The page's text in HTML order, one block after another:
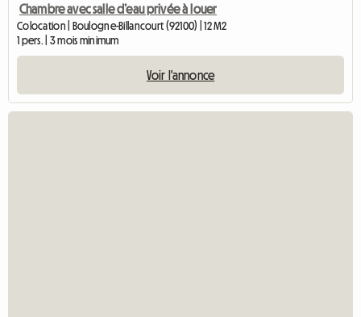
Chambre avec salle d’eau privée à louer
Colocation | Boulogne-Billancourt (92100) | 12 M2
1 pers. | 3 mois minimum
Voir l'annonce